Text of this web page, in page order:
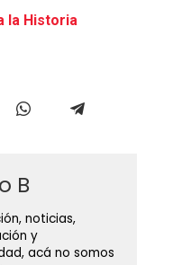
la Historia
B
noticias,
y
acá no somos